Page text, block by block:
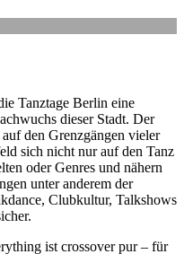
Tanztage Berlin eine
dieser Stadt. Der
den Grenzgängen vieler
sich nicht nur auf den Tanz
oder Genres und nähern
unter anderem der
Clubkultur, Talkshows
ist crossover pur – für